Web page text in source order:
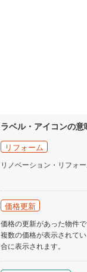
ラベル・アイコンの意
リフォーム
リノベーション・リフォ
価格更新
価格の更新があった物件で
複数の価格が表示されて
合に表示されます。